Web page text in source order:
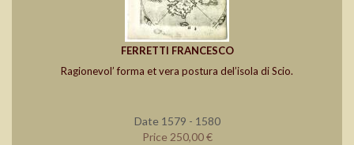
FERRETTI FRANCESCO
Ragionevol’ forma et vera postura del’isola di Scio.
Date 1579 - 1580
Price 250,00 €